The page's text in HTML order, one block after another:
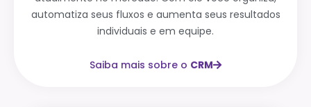
automatiza seus fluxos e aumenta seus resultados
individuais e em equipe.
Saiba mais sobre o CRM